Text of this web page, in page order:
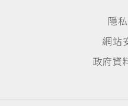
隱
網站
政府資